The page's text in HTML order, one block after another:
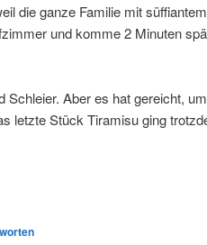
die ganze Familie mit
und komme 2 Minuten
Schleier. Aber es hat gereicht,
letzte Stück Tiramisu ging